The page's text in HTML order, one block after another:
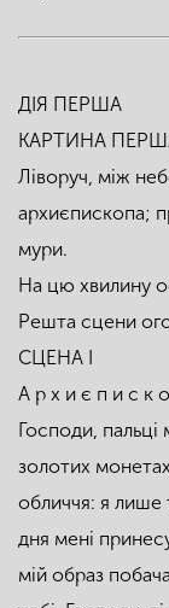
ДІЯ ПЕРША
КАРТИНА
Ліворуч, між
архиєпископа;
мури.
На цю хвилину
Решта сцени
СЦЕНА I
А р х и є п и с к
Господи, пальці
золотих
обличчя: я лише
дня мені
мій образ